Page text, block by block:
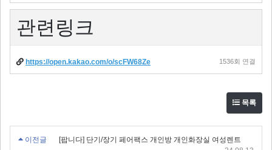
관련링크
https://open.kakao.com/o/scFW68Ze 1536회 연결
목록
이전글
[팝니다] 단기/장기 페어팩스 개인방 개인화장실 여성렌트